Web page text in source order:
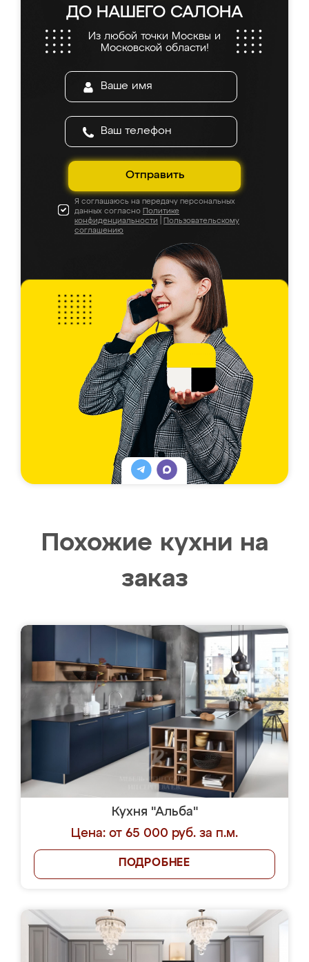
ДО НАШЕГО САЛОНА
Из любой точки Москвы и
Московской области!
Отправить
Я соглашаюсь на передачу персональных
данных согласно Политике
конфиденциальности
Пользовательскому
соглашению
Похожие кухни на
заказ
Кухня "Альба"
Цена: от 65 000 руб. за п.м.
ПОДРОБНЕЕ